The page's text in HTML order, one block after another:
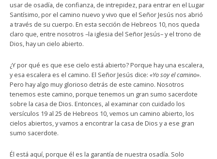
usar de osadía, de confianza, de intrepidez, para entrar en el Lugar
Santísimo, por el camino nuevo y vivo que el Señor Jesús nos abrió
a través de su cuerpo. En esta sección de Hebreos 10, nos queda
claro que, entre nosotros –la iglesia del Señor Jesús– y el trono de
Dios, hay un cielo abierto.
¿Y por qué es que ese cielo está abierto? Porque hay una escalera,
y esa escalera es el camino. El Señor Jesús dice: «Yo soy el camino».
Pero hay algo muy glorioso detrás de este camino. Nosotros
tenemos este camino, porque tenemos un gran sumo sacerdote
sobre la casa de Dios. Entonces, al examinar con cuidado los
versículos 19 al 25 de Hebreos 10, vemos un camino abierto, los
cielos abiertos, y vamos a encontrar la casa de Dios y a ese gran
sumo sacerdote.
Él está aquí, porque él es la garantía de nuestra osadía. Solo